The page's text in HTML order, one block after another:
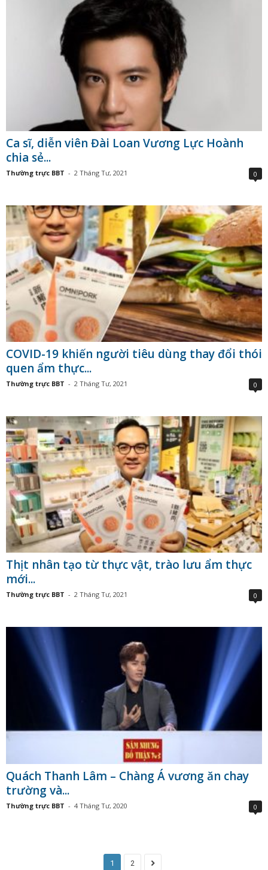
Ca sĩ, diễn viên Đài Loan Vương Lực Hoành
chia sẻ...
Thường trực BBT - 2 Tháng Tư, 2021 0
COVID-19 khiến người tiêu dùng thay đổi thói
quen ẩm thực...
Thường trực BBT - 2 Tháng Tư, 2021 0
Thịt nhân tạo từ thực vật, trào lưu ẩm thực
mới...
Thường trực BBT - 2 Tháng Tư, 2021 0
Quách Thanh Lâm – Chàng Á vương ăn chay
trường và...
Thường trực BBT - 4 Tháng Tư, 2020 0
1 2